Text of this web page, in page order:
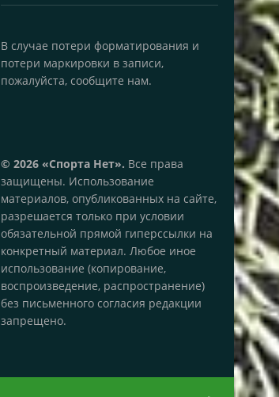
В случае потери форматирования и
потери маркировки в записи,
пожалуйста, сообщите нам.
© 2026 «Спорта Нет». Все права
защищены. Использование
материалов, опубликованных на сайте,
разрешается только при условии
обязательной прямой гиперссылки на
конкретный материал. Любое иное
использование (копирование,
воспроизведение, распространение)
без письменного согласия редакции
запрещено.